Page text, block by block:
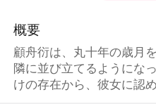
概要
顧舟衍は、丸十年の歳月
隣に並び立てるようにな
けの存在から、彼女に認